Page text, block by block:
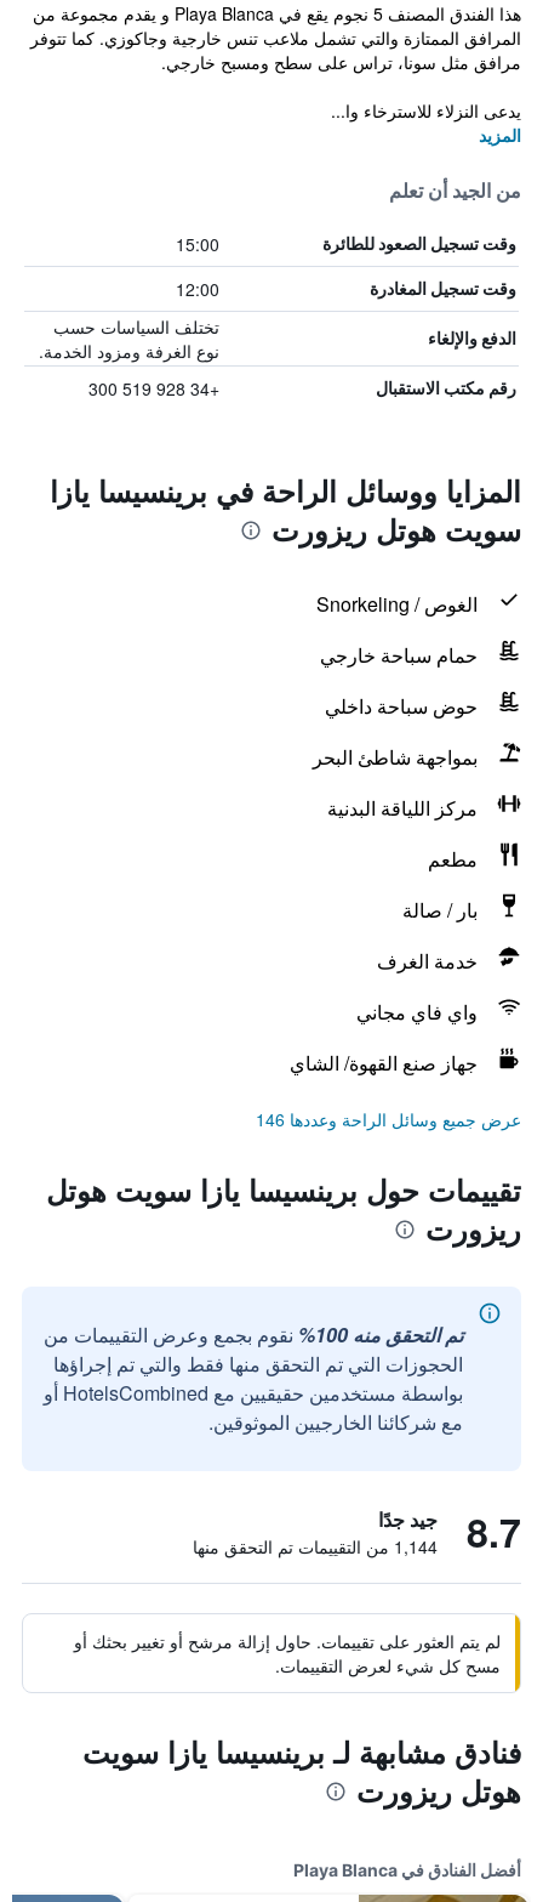
هذا الفندق المصنف 5 نجوم يقع في Playa Blanca و يقدم مجموعة من
المرافق الممتازة والتي تشمل ملاعب تنس خارجية وجاكوزي. كما تتوفر
مرافق مثل سونا، تراس على سطح ومسبح خارجي.
يدعى النزلاء للاسترخاء وا...
المزيد
من الجيد أن تعلم
وقت تسجيل الصعود للطائرة 15:00
وقت تسجيل المغادرة 12:00
الدفع والإلغاء
تختلف السياسات حسب
نوع الغرفة ومزود الخدمة.
رقم مكتب الاستقبال +34 928 519 300
المزايا ووسائل الراحة في برينسيسا يازا
سويت هوتل ريزورت
الغوص / Snorkeling
حمام سباحة خارجي
حوض سباحة داخلي
بمواجهة شاطئ البحر
مركز اللياقة البدنية
مطعم
بار / صالة
خدمة الغرف
واي فاي مجاني
جهاز صنع القهوة/ الشاي
عرض جميع وسائل الراحة وعددها 146
تقييمات حول برينسيسا يازا سويت هوتل
ريزورت
تم التحقق منه 100%
نقوم بجمع وعرض التقييمات من
الحجوزات التي تم التحقق منها فقط والتي تم إجراؤها
بواسطة مستخدمين حقيقيين مع HotelsCombined أو
مع شركائنا الخارجيين الموثوقين.
8.7 جيد جدًا
1,144 من التقييمات تم التحقق منها
لم يتم العثور على تقييمات. حاول إزالة مرشح أو تغيير بحثك أو
مسح كل شيء لعرض التقييمات.
فنادق مشابهة لـ برينسيسا يازا سويت
هوتل ريزورت
أفضل الفنادق في Playa Blanca